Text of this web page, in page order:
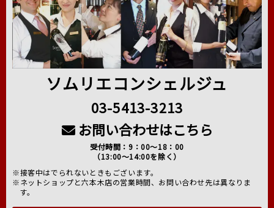
ソムリエコンシェルジュ
03-5413-3213
お問い合わせはこちら
受付時間：9：00～18：00
（13:00～14:00を除く）
※接客中はでられないときもございます。
※ネットショップと六本木店の営業時間、お問い合わせ先は異なりま
す。